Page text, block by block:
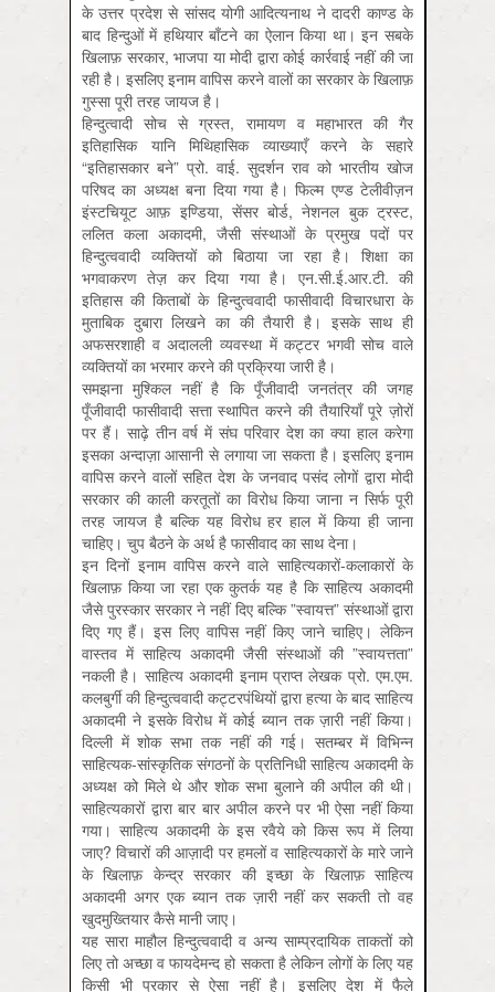
के उत्तर प्रदेश से सांसद योगी आदित्यनाथ ने दादरी काण्ड के
बाद हिन्दुओं में हथियार बाँटने का ऐलान किया था। इन सबके
खिलाफ़ सरकार, भाजपा या मोदी द्वारा कोई कार्रवाई नहीं की जा
रही है। इसलिए इनाम वापिस करने वालों का सरकार के खिलाफ़
गुस्सा पूरी तरह जायज है।
हिन्दुत्वादी सोच से ग्रस्त, रामायण व महाभारत की गैर
इतिहासिक यानि मिथिहासिक व्याख्याएँ करने के सहारे
“इतिहासकार बने” प्रो. वाई. सुदर्शन राव को भारतीय खोज
परिषद का अध्यक्ष बना दिया गया है। फिल्म एण्ड टेलीवीज़न
इंस्टचियूट आफ़ इण्डिया, सेंसर बोर्ड, नेशनल बुक ट्रस्ट,
ललित कला अकादमी, जैसी संस्थाओं के प्रमुख पदों पर
हिन्दुत्ववादी व्यक्तियों को बिठाया जा रहा है। शिक्षा का
भगवाकरण तेज़ कर दिया गया है। एन.सी.ई.आर.टी. की
इतिहास की किताबों के हिन्दुत्ववादी फासीवादी विचारधारा के
मुताबिक दुबारा लिखने का की तैयारी है। इसके साथ ही
अफसरशाही व अदालली व्यवस्था में कट्टर भगवी सोच वाले
व्यक्तियों का भरमार करने की प्रक्रिया जारी है।
समझना मुश्किल नहीं है कि पूँजीवादी जनतंत्र की जगह
पूँजीवादी फासीवादी सत्ता स्थापित करने की तैयारियाँ पूरे ज़ोरों
पर हैं। साढ़े तीन वर्ष में संघ परिवार देश का क्या हाल करेगा
इसका अन्दाज़ा आसानी से लगाया जा सकता है। इसलिए इनाम
वापिस करने वालों सहित देश के जनवाद पसंद लोगों द्वारा मोदी
सरकार की काली करतूतों का विरोध किया जाना न सिर्फ पूरी
तरह जायज है बल्कि यह विरोध हर हाल में किया ही जाना
चाहिए। चुप बैठने के अर्थ है फासीवाद का साथ देना।
इन दिनों इनाम वापिस करने वाले साहित्यकारों-कलाकारों के
खिलाफ़ किया जा रहा एक कुतर्क यह है कि साहित्य अकादमी
जैसे पुरस्कार सरकार ने नहीं दिए बल्कि ”स्वायत्त” संस्थाओं द्वारा
दिए गए हैं। इस लिए वापिस नहीं किए जाने चाहिए। लेकिन
वास्तव में साहित्य अकादमी जैसी संस्थाओं की ”स्वायत्तता”
नकली है। साहित्य अकादमी इनाम प्राप्त लेखक प्रो. एम.एम.
कलबुर्गी की हिन्दुत्ववादी कट्टरपंथियों द्वारा हत्या के बाद साहित्य
अकादमी ने इसके विरोध में कोई ब्यान तक ज़ारी नहीं किया।
दिल्ली में शोक सभा तक नहीं की गई। सतम्बर में विभिन्न
साहित्यक-सांस्कृतिक संगठनों के प्रतिनिधी साहित्य अकादमी के
अध्यक्ष को मिले थे और शोक सभा बुलाने की अपील की थी।
साहित्यकारों द्वारा बार बार अपील करने पर भी ऐसा नहीं किया
गया। साहित्य अकादमी के इस रवैये को किस रूप में लिया
जाए? विचारों की आज़ादी पर हमलों व साहित्यकारों के मारे जाने
के खिलाफ़ केन्द्र सरकार की इच्छा के खिलाफ़ साहित्य
अकादमी अगर एक ब्यान तक ज़ारी नहीं कर सकती तो वह
खुदमुख्तियार कैसे मानी जाए।
यह सारा माहौल हिन्दुत्ववादी व अन्य साम्प्रदायिक ताकतों को
लिए तो अच्छा व फायदेमन्द हो सकता है लेकिन लोगों के लिए यह
किसी भी प्रकार से ऐसा नहीं है। इसलिए देश में फैले